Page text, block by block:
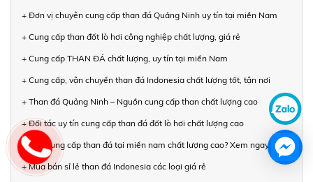
+ Đơn vị chuyên cung cấp than đá Quảng Ninh uy tín tại miền Nam
+ Cung cấp than đốt lò hơi công nghiệp chất lượng, giá rẻ
+ Cung cấp THAN ĐÁ chất lượng, uy tín tại miền Nam
+ Cung cấp, vận chuyển than đá Indonesia chất lượng tốt, tận nơi
+ Than đá Quảng Ninh – Nguồn cung cấp than chất lượng cao
+ Đối tác uy tín cung cấp than đá đốt lò hơi chất lượng cao
+ Cần cung cấp than đá tại miền nam chất lượng cao? Xem ngay!
+ Mua bán sỉ lẻ than đá Indonesia các loại giá rẻ